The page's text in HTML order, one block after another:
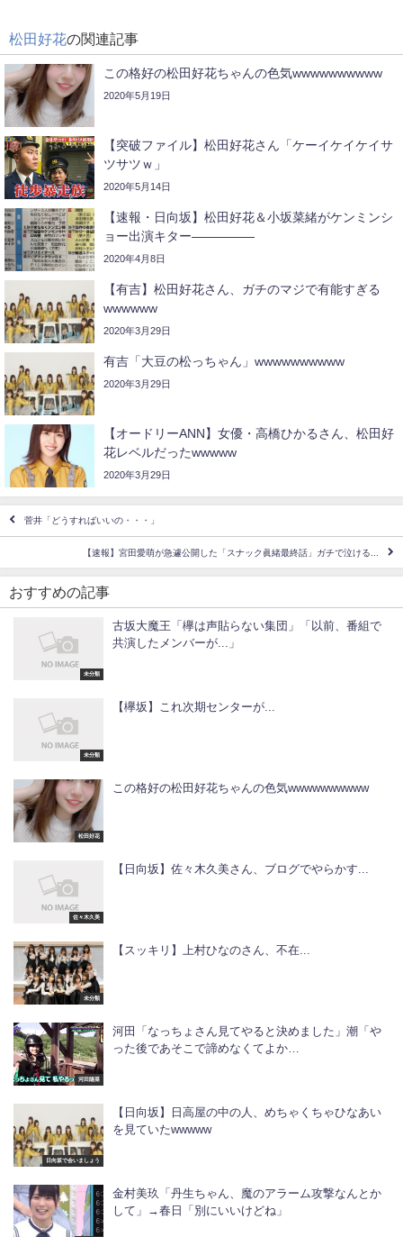
松田好花の関連記事
この格好の松田好花ちゃんの色気wwwwwwwwww
2020年5月19日
【突破ファイル】松田好花さん「ケーイケイケイサ
ツサツｗ」
2020年5月14日
【速報・日向坂】松田好花＆小坂菜緒がケンミンシ
ョー出演キター―――――
2020年4月8日
【有吉】松田好花さん、ガチのマジで有能すぎる
wwwwww
2020年3月29日
有吉「大豆の松っちゃん」wwwwwwwwww
2020年3月29日
【オードリーANN】女優・高橋ひかるさん、松田好
花レベルだったwwwww
2020年3月29日
菅井「どうすればいいの・・・」
【速報】宮田愛萌が急遽公開した「スナック眞緒最終話」ガチで泣ける...
おすすめの記事
未分類
古坂大魔王「欅は声貼らない集団」「以前、番組で
共演したメンバーが...」
未分類
【欅坂】これ次期センターが...
松田好花
この格好の松田好花ちゃんの色気wwwwwwwwww
佐々木久美
【日向坂】佐々木久美さん、ブログでやらかす...
未分類
【スッキリ】上村ひなのさん、不在...
河田陽菜
河田「なっちょさん見てやると決めました」潮「や
った後であそこで諦めなくてよか…
日向坂で会いましょう
【日向坂】日高屋の中の人、めちゃくちゃひなあい
を見ていたwwwww
金村美玖「丹生ちゃん、魔のアラーム攻撃なんとか
して」→春日「別にいいけどね」